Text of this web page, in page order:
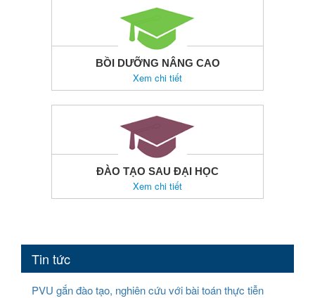
BỒI DƯỠNG NÂNG CAO
Xem chi tiết
ĐÀO TẠO SAU ĐẠI HỌC
Xem chi tiết
Tin tức
PVU gắn đào tạo, nghiên cứu với bài toán thực tiễn